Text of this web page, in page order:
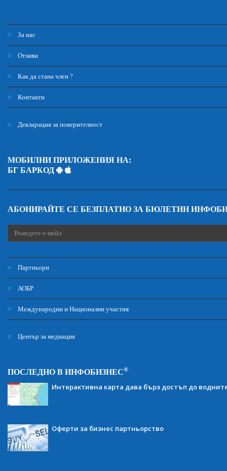
За нас
Отзиви
Как да стана член ?
Контакти
Декларация за поверителност
МОБИЛНИ ПРИЛОЖЕНИЯ НА:
БГ БАРКОД
АБОНИРАЙТЕ СЕ БЕЗПЛАТНО ЗА БЮЛЕТИН
Партньори
АОБР
Международни и Национални участия
Център за медиация
ПОСЛЕДНО В ИНФОБИЗНЕС®
Интерактивна карта дава бърз достъп до
Оферти за бизнес партньорство